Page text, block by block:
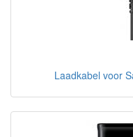
Laadkabel voor